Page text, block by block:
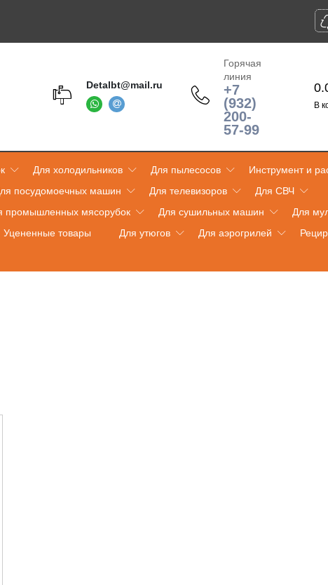
Detalbt@mail.ru
Горячая
линия
+7
(932)
200-
57-99
В
Для холодильников Для пылесосов
Инструмент и
посудомоечных машин Для телевизоров
Для СВЧ
промышленных мясорубок Для сушильных машин
Для
Уцененные товары Для утюгов Для аэрогрилей